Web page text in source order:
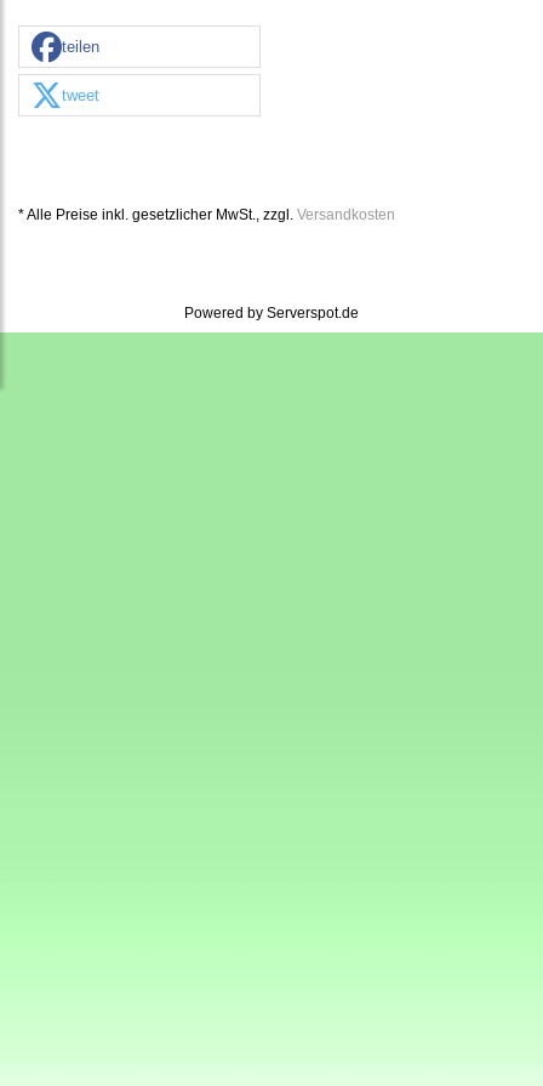
teilen
tweet
* Alle Preise inkl. gesetzlicher MwSt., zzgl. Versandkosten
Powered by Serverspot.de